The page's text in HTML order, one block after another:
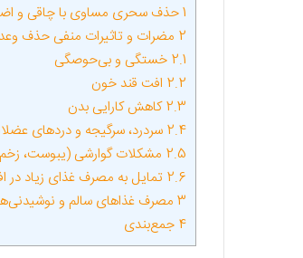
1حذف سحری مساوی با چاقی و
2 مضرات و تاثیرات منفی حذف
2.1 خستگی و بی‌حوصگی
2.2 افت قند خون
2.3کاهش کارایی بدن
2.4 سردرد، سرگیجه و دردهای
2.5 مشکلات گوارشی (یبوست،
2.6 تمایل به مصرف غذای زیاد در
3 مصرف غذاهای سالم و
4 جمع‌بندی